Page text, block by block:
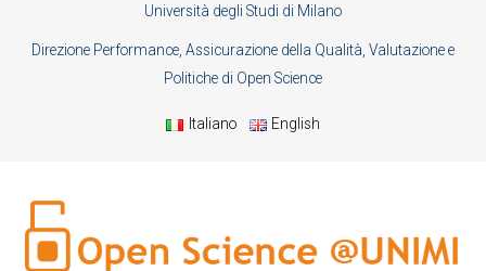
Università degli Studi di Milano
Direzione Performance, Assicurazione della Qualità, Valutazione e
Politiche di Open Science
Italiano English